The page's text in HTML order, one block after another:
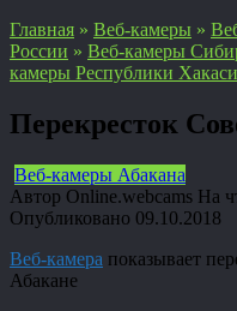
Главная » Веб-камеры »
России » Веб-камеры
камеры Республики
Перекресток
Веб-камеры Абакана
Автор Online.webcams На
Опубликовано 09.10.2018
Веб-камера показывает
Абакане